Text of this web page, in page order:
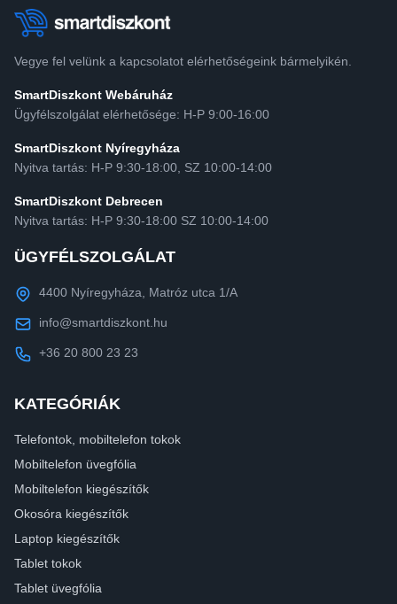
Vegye fel velünk a kapcsolatot elérhetőségeink bármelyikén.
SmartDiszkont Webáruház
Ügyfélszolgálat elérhetősége: H-P 9:00-16:00
SmartDiszkont Nyíregyháza
Nyitva tartás: H-P 9:30-18:00, SZ 10:00-14:00
SmartDiszkont Debrecen
Nyitva tartás: H-P 9:30-18:00 SZ 10:00-14:00
ÜGYFÉLSZOLGÁLAT
4400 Nyíregyháza, Matróz utca 1/A
info@smartdiszkont.hu
+36 20 800 23 23
KATEGÓRIÁK
Telefontok, mobiltelefon tokok
Mobiltelefon üvegfólia
Mobiltelefon kiegészítők
Okosóra kiegészítők
Laptop kiegészítők
Tablet tokok
Tablet üvegfólia